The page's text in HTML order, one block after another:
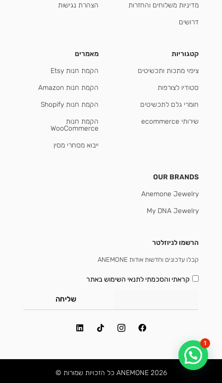
מדיניות משלוחים והחזרות
דרושים
הצהרת נגישות
קטגוריות
ציפוי מתכות ותכשיטים
סטודיו לצורפות
חומרי גלם לתכשיטים
שירותי ecommerce
מאמרים
הקמת חנות Etsy
הקמת חנות Amazon
הקמת חנות Shopify
הקמת חנות
WooCommerce
ייבוא מסחרי מסין
OUR BRANDS
Anemone Jewelry
My DNA Jewelry
הרשמו לניוזלטר
קבלו עדכונים וחדשות אודות ANEMONE
קראתי והסכמתילתנאי השימוש באתר
שליחה
2026 ANEMONE כל הזכויות שמורות ©
1